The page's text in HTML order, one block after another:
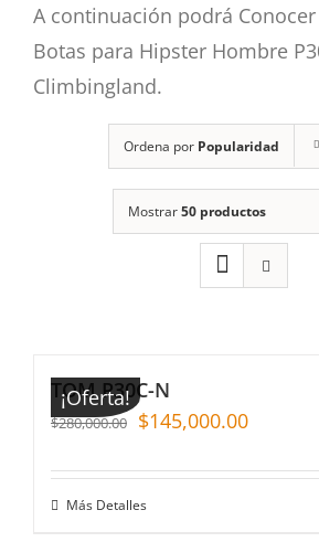
A continuación podrá
Botas para Hipster Hombre
Climbingland.
Ordena por Popularidad
Mostrar50 productos
¡Oferta!
TOM P30C-N
$280,000.00 $145,000.00
Más Detalles